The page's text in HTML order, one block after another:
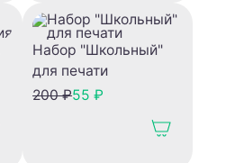
Набор "Школьный"
для печати
200 ₽55 ₽